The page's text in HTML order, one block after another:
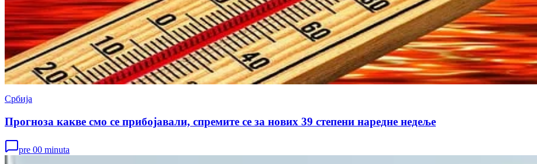
Србија
Прогноза какве смо се прибојавали, спремите се за нових 39 степени наредне недеље
pre 00 minuta